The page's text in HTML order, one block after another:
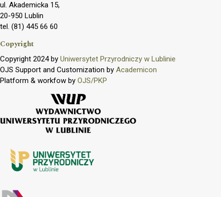
ul. Akademicka 15,
20-950 Lublin
tel. (81) 445 66 60
Copyright
Copyright 2024 by Uniwersytet Przyrodniczy w Lublinie
OJS Support and Customization by Academicon
Platform & workfow by OJS/PKP